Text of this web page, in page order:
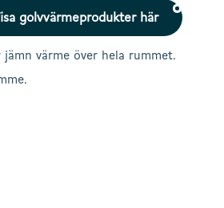
golvvärmeprodukter här
värme över hela rummet.